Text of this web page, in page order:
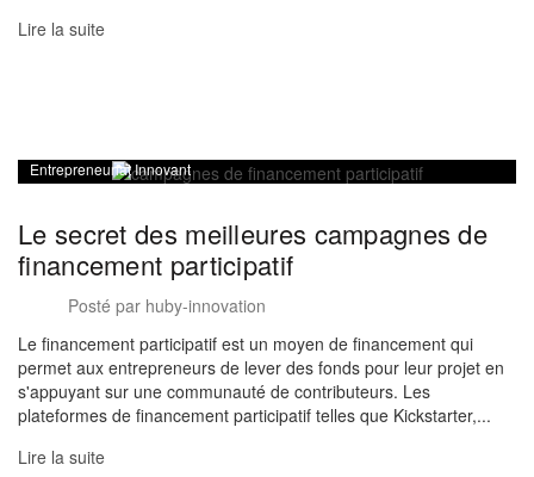
Lire la suite
Entrepreneuriat Innovant
Le secret des meilleures campagnes de
financement participatif
Posté par huby-innovation
Le financement participatif est un moyen de financement qui
permet aux entrepreneurs de lever des fonds pour leur projet en
s'appuyant sur une communauté de contributeurs. Les
plateformes de financement participatif telles que Kickstarter,...
Lire la suite